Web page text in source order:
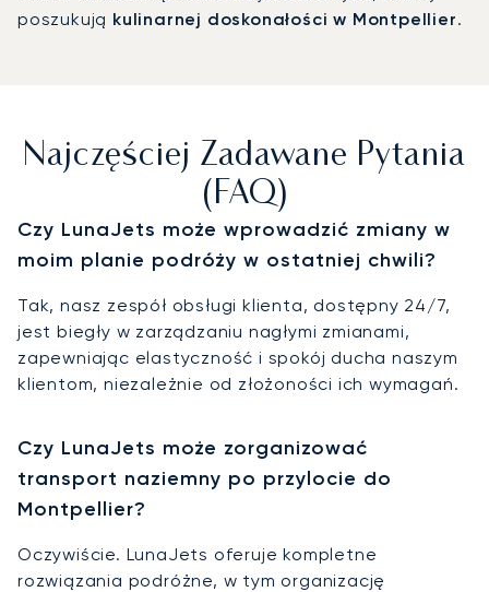
poszukują kulinarnej doskonałości w Montpellier.
Najczęściej Zadawane Pytania
(FAQ)
Czy LunaJets może wprowadzić zmiany w
moim planie podróży w ostatniej chwili?
Tak, nasz zespół obsługi klienta, dostępny 24/7,
jest biegły w zarządzaniu nagłymi zmianami,
zapewniając elastyczność i spokój ducha naszym
klientom, niezależnie od złożoności ich wymagań.
Czy LunaJets może zorganizować
transport naziemny po przylocie do
Montpellier?
Oczywiście. LunaJets oferuje kompletne
rozwiązania podróżne, w tym organizację